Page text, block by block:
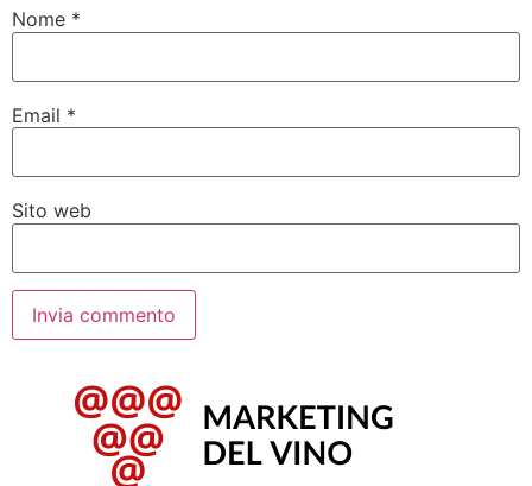
Nome *
Email *
Sito web